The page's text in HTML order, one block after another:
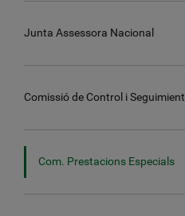
Junta Assessora Nacional
Comissió de Control i Seguimient
Com. Prestacions Especials